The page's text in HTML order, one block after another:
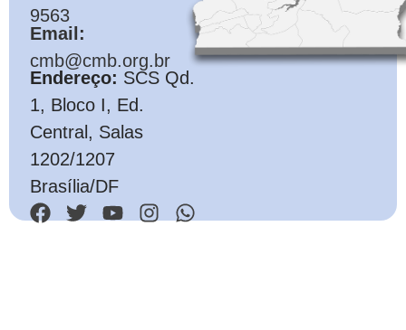
9563
Email:
cmb@cmb.org.br
Endereço: SCS Qd.
1, Bloco I, Ed.
Central, Salas
1202/1207
Brasília/DF